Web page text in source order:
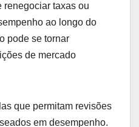
sejam apresentadas
uma tabela, para
exemplo, uma
pode ser mais
vendas esperado.